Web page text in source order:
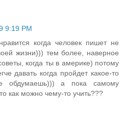
9:19 PM
когда человек пишет не
жизни))) тем более, наверное
когда ты в америке) потому
давать когда пройдет какое-то
обдумаешь))) а пока самому
как можно чему-то учить???